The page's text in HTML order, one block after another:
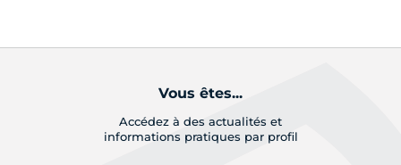
Vous êtes...
Accédez à des actualités et
informations pratiques par profil